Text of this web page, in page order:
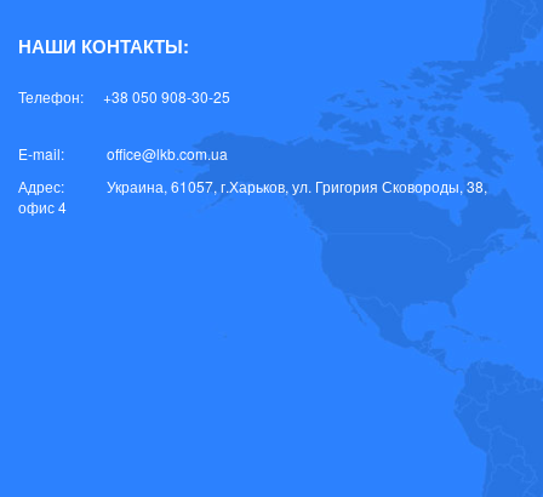
НАШИ КОНТАКТЫ:
Телефон: +38 050 908-30-25
E-mail:
office@lkb.com.ua
Адрес:
Украина, 61057, г.Харьков, ул. Григория Сковороды, 38,
офис 4